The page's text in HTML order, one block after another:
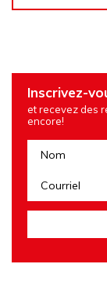
Inscrivez-
et recevez des
encore!